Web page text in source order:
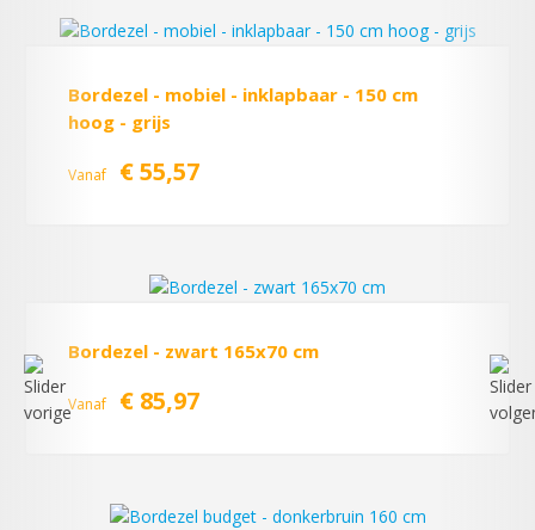
Bordezel - mobiel - inklapbaar - 150 cm
hoog - grijs
Vanaf € 55,57
Bordezel - zwart 165x70 cm
Vanaf € 85,97